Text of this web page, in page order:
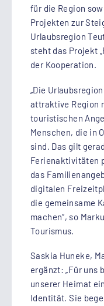
für die Region
Projekten zur
Urlaubsregion
steht das Projekt
der Kooperation.
„Die
attraktive Region
touristischen
Menschen, die in
sind. Das gilt
Ferienaktivitäten
das
digitalen
die gemeinsame
machen“, so
Tourismus.
Saskia Huneke,
ergänzt: „Für uns
unserer Heimat
Identität. Sie